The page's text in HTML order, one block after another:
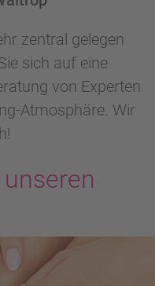
zentral gelegen
sich auf eine
von Experten
Atmosphäre. Wir